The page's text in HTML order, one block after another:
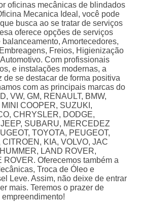
oficinas mecânicas de blindados
Mecanica Ideal, você pode
busca ao se tratar de serviços
oferece opções de serviços
Amortecedores,
Freios, Higienização
Com profissionais
e instalações modernas, a
de se destacar de forma positiva
com as principais marcas do
VW, GM, RENAULT, BMW,
COOPER, SUZUKI,
CHRYSLER, DODGE,
SUBARU, MERCEDEZ
TOYOTA, PEUGEOT,
KIA, VOLVO, JAC
LAND ROVER,
ROVER. Oferecemos também a
Troca de Óleo e
Leve. Assim, não deixe de entrar
mais. Teremos o prazer de